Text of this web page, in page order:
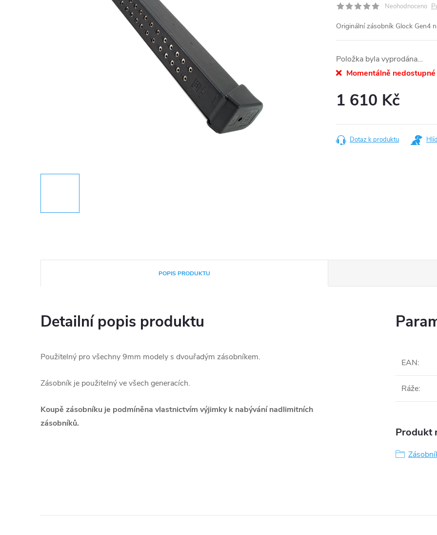
Neohodnoceno
Originální zásobník Glock Gen4
Položka byla vyprodána…
Momentálně nedostupné
1 610 Kč
cena:
Dotaz k produktu
POPIS PRODUKTU
Detailní popis produktu
Použitelný pro všechny 9mm modely s dvouřadým zásobníkem.
Zásobník je použitelný ve všech generacích.
Koupě zásobníku je podmíněna vlastnictvím výjimky k nabývání nadlimitních
zásobníků.
EAN:
Ráže:
Produkt